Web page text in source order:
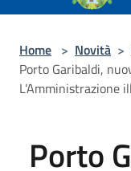
Home > Novità >
Porto Garibaldi,
L’Amministrazione
Porto